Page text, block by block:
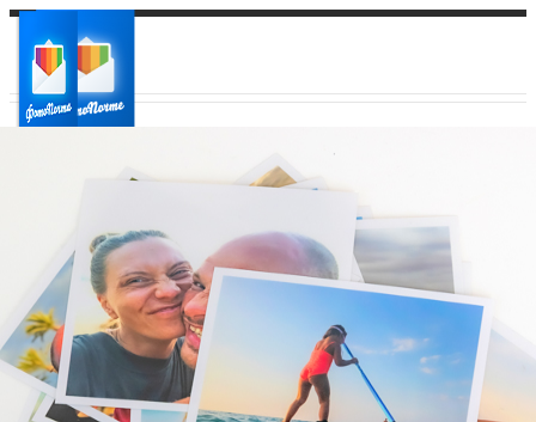
Ваш регион доставки
Выберите из списка: